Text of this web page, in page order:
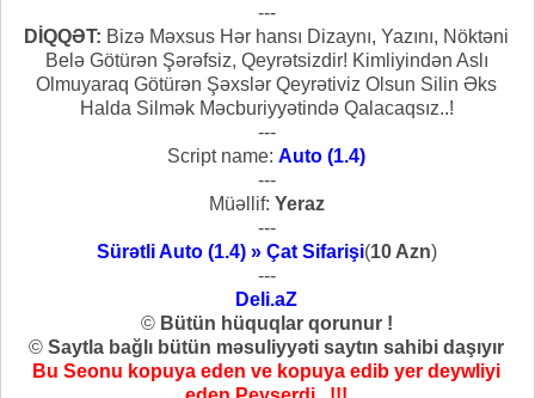
---
DİQQƏT: Bizə Məxsus Hər hansı Dizaynı, Yazını, Nöktəni
Belə Götürən Şərəfsiz, Qeyrətsizdir! Kimliyindən Aslı
Olmuyaraq Götürən Şəxslər Qeyrətiviz Olsun Silin Əks
Halda Silmək Məcburiyyətində Qalacaqsız..!
---
Script name: Auto (1.4)
---
Müəllif: Yeraz
---
Sürətli Auto (1.4) » Çat Sifarişi(10 Azn)
---
Deli.aZ
© Bütün hüquqlar qorunur !
© Saytla bağlı bütün məsuliyyəti saytın sahibi daşıyır
Bu Seonu kopuya eden ve kopuya edib yer deywliyi